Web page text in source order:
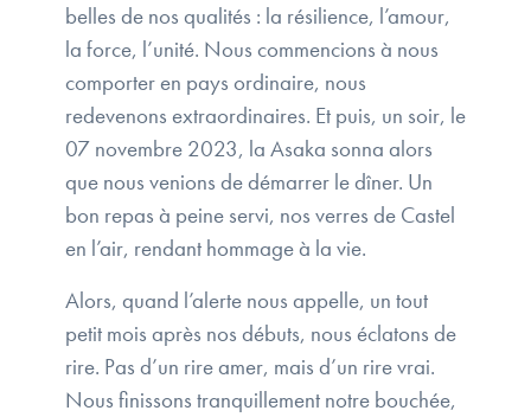
belles de nos qualités : la résilience, l’amour,
la force, l’unité. Nous commencions à nous
comporter en pays ordinaire, nous
redevenons extraordinaires. Et puis, un soir, le
07 novembre 2023, la Asaka sonna alors
que nous venions de démarrer le dîner. Un
bon repas à peine servi, nos verres de Castel
en l’air, rendant hommage à la vie.
Alors, quand l’alerte nous appelle, un tout
petit mois après nos débuts, nous éclatons de
rire. Pas d’un rire amer, mais d’un rire vrai.
Nous finissons tranquillement notre bouchée,